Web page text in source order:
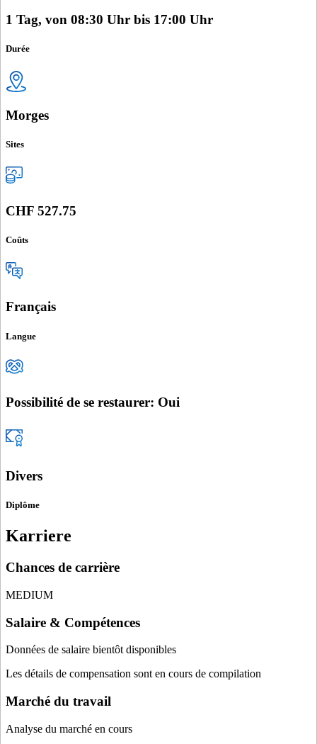
1 Tag, von 08:30 Uhr bis 17:00 Uhr
Durée
Morges
Sites
CHF 527.75
Coûts
Français
Langue
Possibilité de se restaurer: Oui
Divers
Diplôme
Karriere
Chances de carrière
MEDIUM
Salaire & Compétences
Données de salaire bientôt disponibles
Les détails de compensation sont en cours de compilation
Marché du travail
Analyse du marché en cours